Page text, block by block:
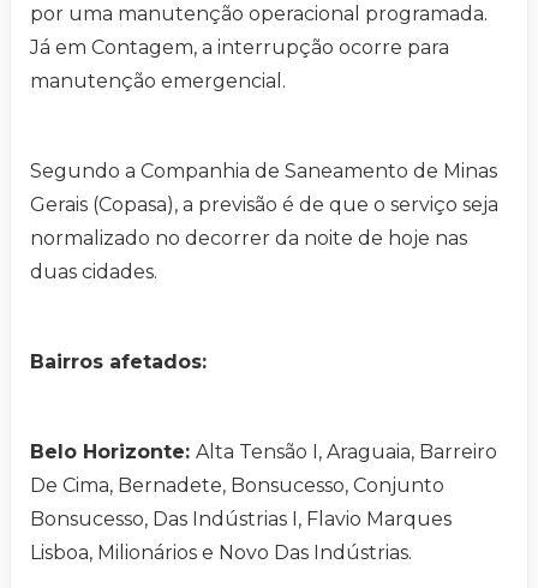
por uma manutenção operacional programada.
Já em Contagem, a interrupção ocorre para
manutenção emergencial.
Segundo a Companhia de Saneamento de Minas
Gerais (Copasa), a previsão é de que o serviço seja
normalizado no decorrer da noite de hoje nas
duas cidades.
Bairros afetados:
Belo Horizonte: Alta Tensão I, Araguaia, Barreiro
De Cima, Bernadete, Bonsucesso, Conjunto
Bonsucesso, Das Indústrias I, Flavio Marques
Lisboa, Milionários e Novo Das Indústrias.